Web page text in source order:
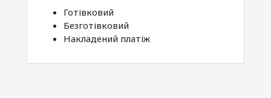
Готівковий
Безготівковий
Накладений платіж